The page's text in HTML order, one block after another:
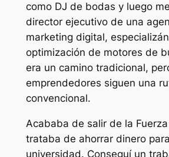
como DJ de bodas y luego
director ejecutivo de una
marketing digital,
optimización de motores de
era un camino tradicional,
emprendedores siguen una
convencional.
Acababa de salir de la
trataba de ahorrar dinero
universidad. Conseguí un